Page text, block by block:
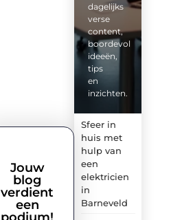
dagelijks
verse
content,
boordevol
ideeën,
tips
en
inzichten.
Sfeer in
huis met
hulp van
een
elektricien
in
Barneveld
Jouw
blog
verdient
een
podium!